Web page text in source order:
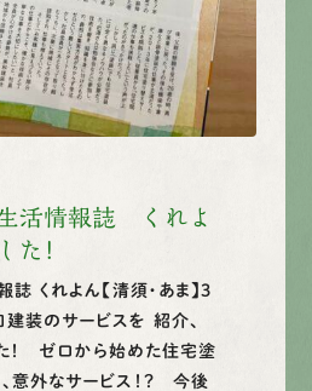
活情報誌 くれよ
た！
くれよん【清須・あま】3
装のサービスを 紹介、
！ ゼロから始めた住宅塗
意外なサービス！？ 今後